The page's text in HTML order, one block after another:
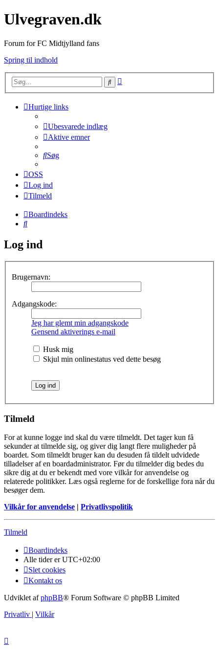
Ulvegraven.dk
Forum for FC Midtjylland fans
Spring til indhold
Søg
Hurtige links
Ubesvarede indlæg
Aktive emner
Søg
OSS
Log ind
Tilmeld
Boardindeks
Søg
Log ind
Brugernavn:
Adgangskode:
Jeg har glemt min adgangskode
Gensend aktiverings e-mail
Husk mig
Skjul min onlinestatus ved dette besøg
Tilmeld
For at kunne logge ind skal du være tilmeldt. Det tager kun få
sekunder at tilmelde sig, og giver dig langt flere muligheder på
boardet. Som tilmeldt bruger kan du desuden få tildelt udvidede
tilladelser af en boardadministrator. Før du tilmelder dig bedes du
sikre dig at du er bekendt med vore vilkår for anvendelse og
relaterede politikker. Læs også reglerne for de forskellige fora når du
besøger dem.
Vilkår for anvendelse | Privatlivspolitik
Tilmeld
Boardindeks
Alle tider erUTC+02:00
Slet cookies
Kontakt os
Udviklet afphpBB® Forum Software © phpBB Limited
Privatliv | Vilkår